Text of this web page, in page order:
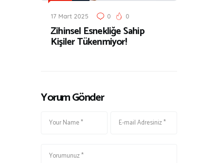
17 Mart 2025 0 0
Zihinsel Esnekliğe Sahip
Kişiler Tükenmiyor!
Yorum Gönder